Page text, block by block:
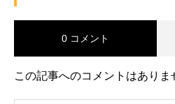
0 コメント
この記事へのコメントはありま